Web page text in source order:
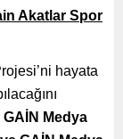
Akatlar Spor
hayata
GAİN Medya